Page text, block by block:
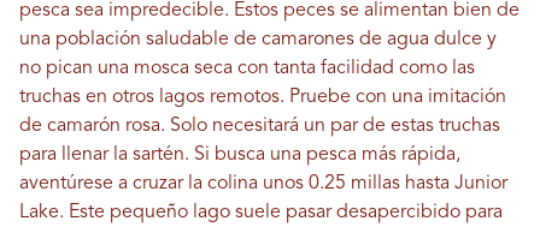
pesca sea impredecible. Estos peces se alimentan bien de
una población saludable de camarones de agua dulce y
no pican una mosca seca con tanta facilidad como las
truchas en otros lagos remotos. Pruebe con una imitación
de camarón rosa. Solo necesitará un par de estas truchas
para llenar la sartén. Si busca una pesca más rápida,
aventúrese a cruzar la colina unos 0.25 millas hasta Junior
Lake. Este pequeño lago suele pasar desapercibido para